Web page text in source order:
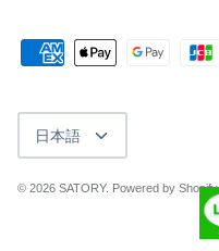
言
語
日本語
© 2026 SATORY. Powered by Shopify